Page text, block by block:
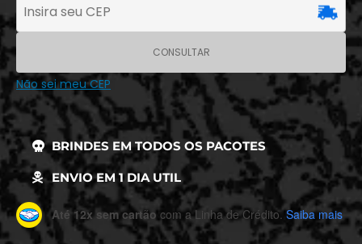
CONSULTAR
Não sei meu CEP
BRINDES EM TODOS OS PACOTES
ENVIO EM 1 DIA UTIL
Até 12x sem cartãocom a Linha de Crédito. Saiba mais